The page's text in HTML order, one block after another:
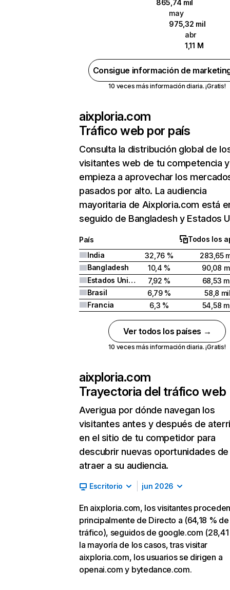
865,74 mil
may
975,32 mil
abr
1,11 M
Consigue información de
10 veces más información diaria. ¡Gratis!
aixploria.com
Tráfico web por país
Consulta la distribución global de
visitantes web de tu competencia y
empieza a aprovechar los
pasados por alto. La audiencia
mayoritaria de Aixploria.com está
seguido de Bangladesh y Estados
País
Todos los
India
32,76 %
283,65
Bangladesh
10,4 %
90,08
Estados Unidos
7,92 %
68,53
Brasil
6,79 %
58,8
Francia
6,3 % 54,58
Ver todos los países →
10 veces más información diaria. ¡Gratis!
aixploria.com
Trayectoria del tráfico web
Averigua por dónde navegan los
visitantes antes y después de
en el sitio de tu competidor para
descubrir nuevas oportunidades de
atraer a su audiencia.
Escritorio jun 2026
En aixploria.com, los visitantes proceden
principalmente de Directo a (64,18 % de
tráfico), seguidos de google.com (28,41
la mayoría de los casos, tras visitar
aixploria.com, los usuarios se dirigen a
openai.com y bytedance.com.